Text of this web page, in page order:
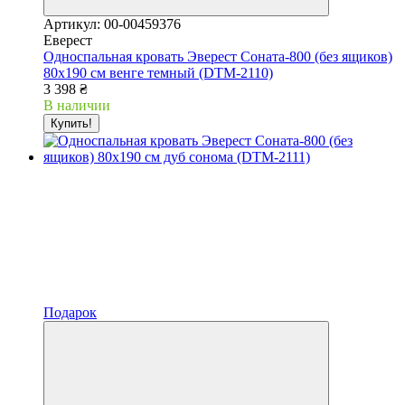
Артикул: 00-00459376
Еверест
Односпальная кровать Эверест Соната-800 (без ящиков)
80х190 см венге темный (DTM-2110)
3 398 ₴
В наличии
Купить!
Подарок